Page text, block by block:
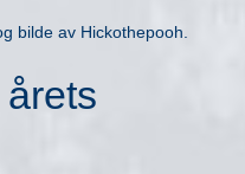
bilde av Hickothepooh.